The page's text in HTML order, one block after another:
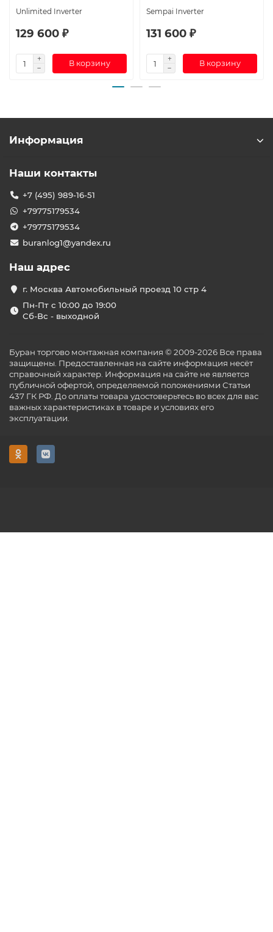
Unlimited Inverter
129 600 ₽
В корзину
Sempai Inverter
131 600 ₽
В корзину
Информация
Наши контакты
+7 (495) 989-16-51
+79775179534
+79775179534
buranlog1@yandex.ru
Наш адрес
г. Москва Автомобильный проезд 10 стр 4
Пн-Пт с 10:00 до 19:00
Сб-Вс - выходной
Буран торгово монтажная компания © 2009-2026 Все права
защищены. Предоставленная на сайте информация несёт
справочный характер. Информация на сайте не является
публичной офертой, определяемой положениями Статьи
437 ГК РФ. До оплаты товара удостоверьтесь во всех для вас
важных характеристиках в товаре и условиях его
эксплуатации.